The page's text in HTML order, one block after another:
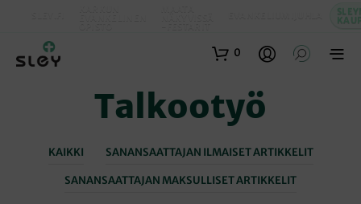
0
Talkootyö
KAIKKI SANANSAATTAJAN ILMAISET ARTIKKELIT
SANANSAATTAJAN MAKSULLISET ARTIKKELIT